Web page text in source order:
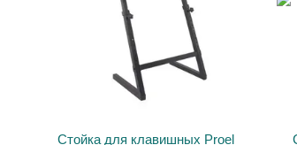
Стойка для клавишных Proel